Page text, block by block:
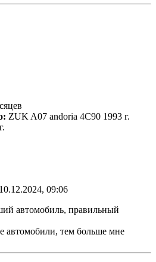
ZUK A07 andoria 4C90 1993 г.
10.12.2024, 09:06
автомобиль, правильный
автомобили, тем больше мне